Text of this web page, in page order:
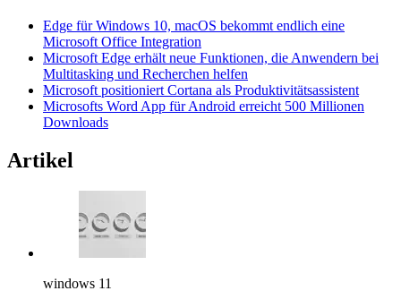
Edge für Windows 10, macOS bekommt endlich eine
Microsoft Office Integration
Microsoft Edge erhält neue Funktionen, die Anwendern bei
Multitasking und Recherchen helfen
Microsoft positioniert Cortana als Produktivitätsassistent
Microsofts Word App für Android erreicht 500 Millionen
Downloads
Artikel
windows 11